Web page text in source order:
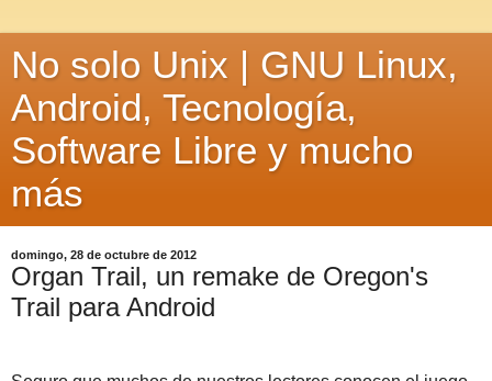
No solo Unix | GNU Linux,
Android, Tecnología,
Software Libre y mucho
más
domingo, 28 de octubre de 2012
Organ Trail, un remake de Oregon's
Trail para Android